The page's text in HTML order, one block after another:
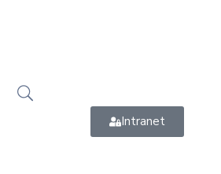
Intranet